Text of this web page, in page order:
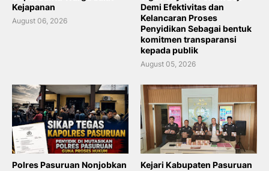
Kejapanan
August 06, 2026
Demi Efektivitas dan
Kelancaran Proses
Penyidikan Sebagai bentuk
komitmen transparansi
kepada publik
August 05, 2026
Polres Pasuruan Nonjobkan
Kejari Kabupaten Pasuruan